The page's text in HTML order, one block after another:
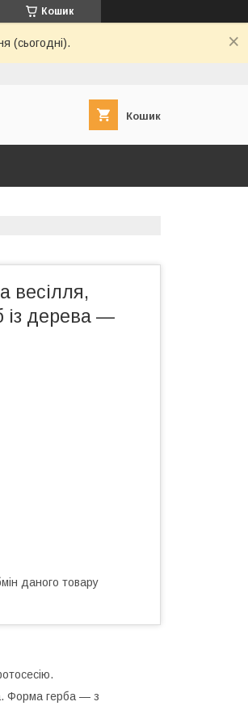
Кошик
(сьогодні).
Кошик
весілля,
із дерева —
даного товару
Форма герба — з